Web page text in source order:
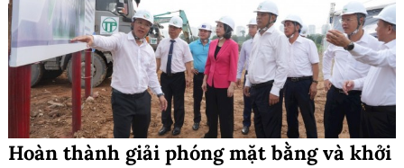
Hoàn thành giải phóng mặt bằng và khởi